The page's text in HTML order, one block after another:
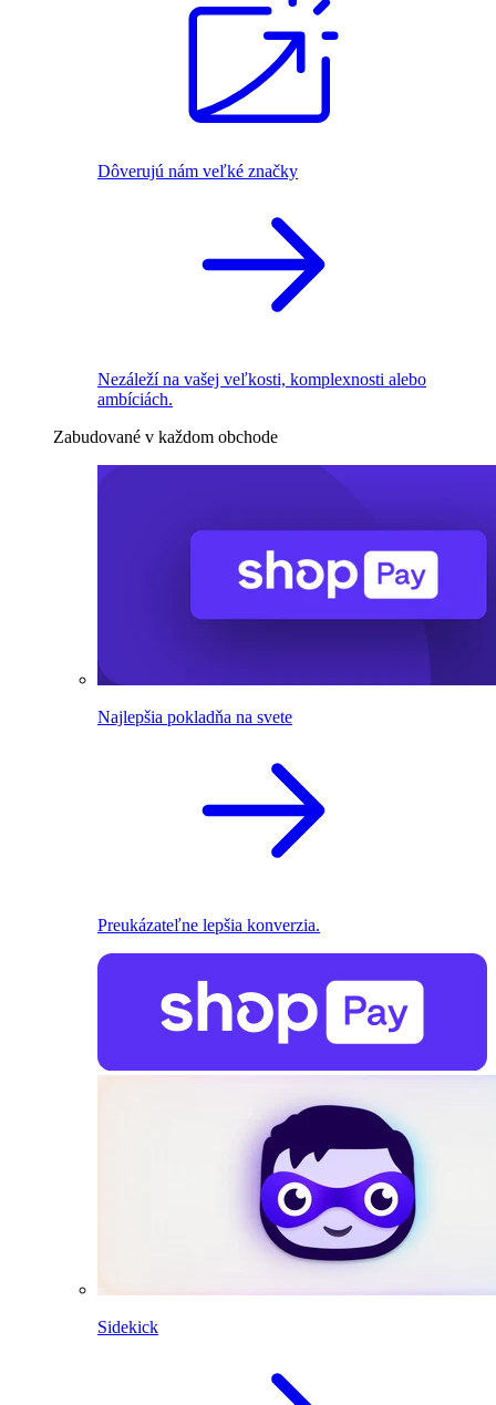
Dôverujú nám veľké značky
Nezáleží na vašej veľkosti, komplexnosti alebo
ambíciách.
Zabudované v každom obchode
Najlepšia pokladňa na svete
Preukázateľne lepšia konverzia.
Sidekick